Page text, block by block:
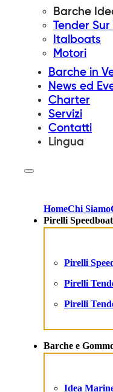
Barche
Tender
Italboats
Motori
Barche in
News ed
Charter
Servizi
Contatti
Lingua
HomeChi Siamo
Pirelli
Pirelli
Pirelli
Pirelli
Barche e
Idea